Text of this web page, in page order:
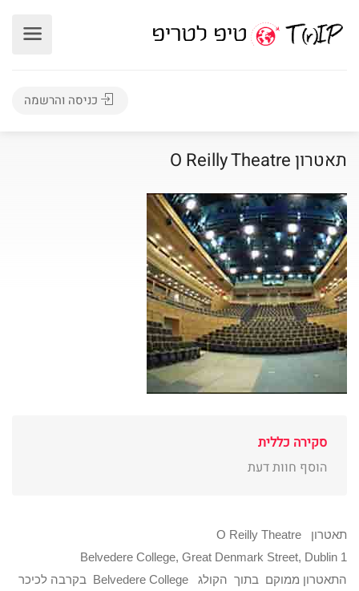
כניסה והרשמה
תאטרון O Reilly Theatre
סקירה כללית
הוסף חוות דעת
תאטרון O Reilly Theatre
Belvedere College, Great Denmark Street, Dublin 1
התאטרון ממוקם בתוך הקולג Belvedere College בקרבה לכיכר